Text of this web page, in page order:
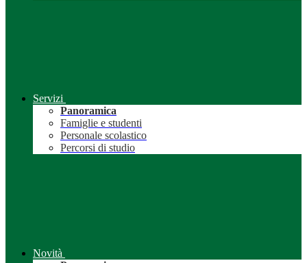
Servizi
Panoramica
Famiglie e studenti
Personale scolastico
Percorsi di studio
Novità